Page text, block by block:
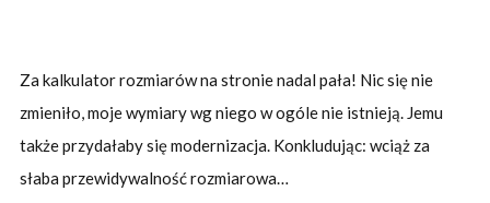
Za kalkulator rozmiarów na stronie nadal pała! Nic się nie
zmieniło, moje wymiary wg niego w ogóle nie istnieją. Jemu
także przydałaby się modernizacja. Konkludując: wciąż za
słaba przewidywalność rozmiarowa…